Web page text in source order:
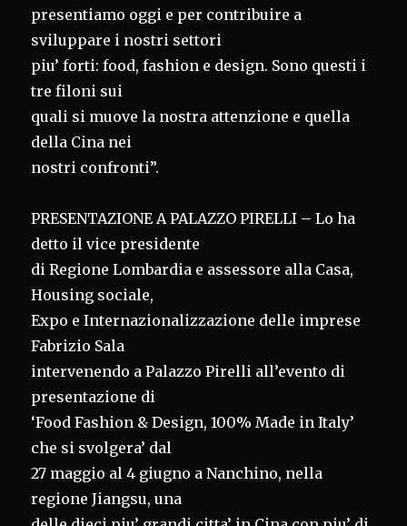
presentiamo oggi e per contribuire a
sviluppare i nostri settori
piu’ forti: food, fashion e design. Sono questi i
tre filoni sui
quali si muove la nostra attenzione e quella
della Cina nei
nostri confronti”.
PRESENTAZIONE A PALAZZO PIRELLI – Lo ha
detto il vice presidente
di Regione Lombardia e assessore alla Casa,
Housing sociale,
Expo e Internazionalizzazione delle imprese
Fabrizio Sala
intervenendo a Palazzo Pirelli all’evento di
presentazione di
‘Food Fashion & Design, 100% Made in Italy’
che si svolgera’ dal
27 maggio al 4 giugno a Nanchino, nella
regione Jiangsu, una